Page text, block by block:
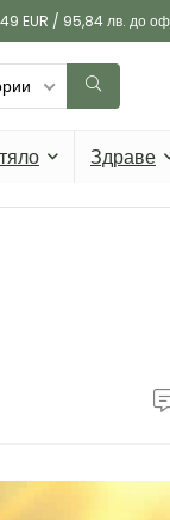
EUR / 95,84 лв. до
Здраве